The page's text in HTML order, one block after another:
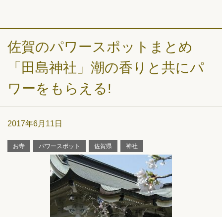
佐賀のパワースポットまとめ
「田島神社」潮の香りと共にパ
ワーをもらえる!
2017年6月11日
お寺 パワースポット 佐賀県 神社